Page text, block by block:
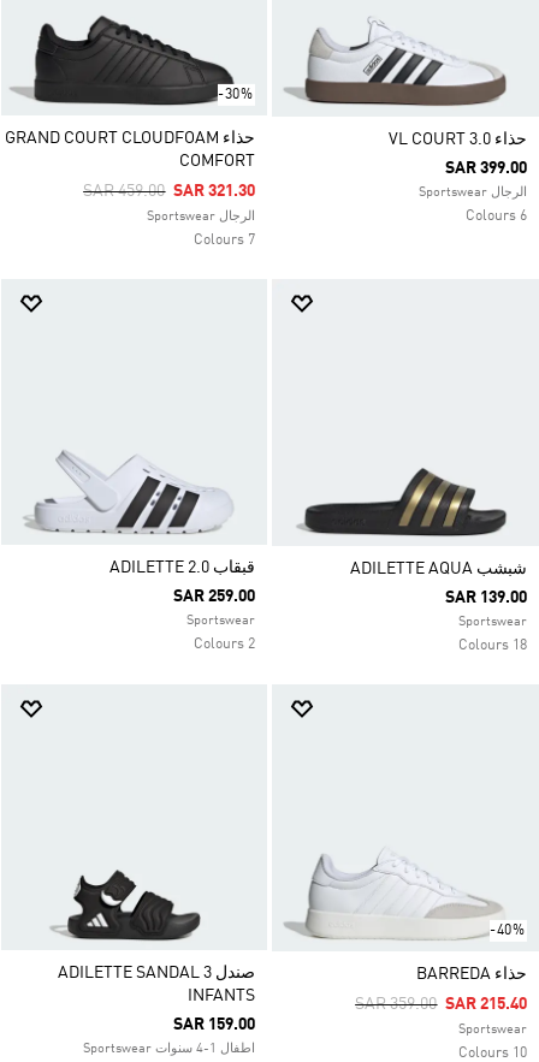
حذاء VL COURT 3.0
SAR 399.00
الرجال Sportswear
6 Colours
-30%
حذاء GRAND COURT CLOUDFOAM
COMFORT
Price Reduced From
SAR 459.00ToSAR 321.30
الرجال Sportswear
7 Colours
شبشب ADILETTE AQUA
SAR 139.00
Sportswear
18 Colours
قبقاب ADILETTE 2.0
SAR 259.00
Sportswear
2 Colours
-40%
حذاء BARREDA
Price Reduced From
SAR 359.00ToSAR 215.40
Sportswear
10 Colours
صندل ADILETTE SANDAL 3
INFANTS
SAR 159.00
اطفال 1-4 سنوات Sportswear